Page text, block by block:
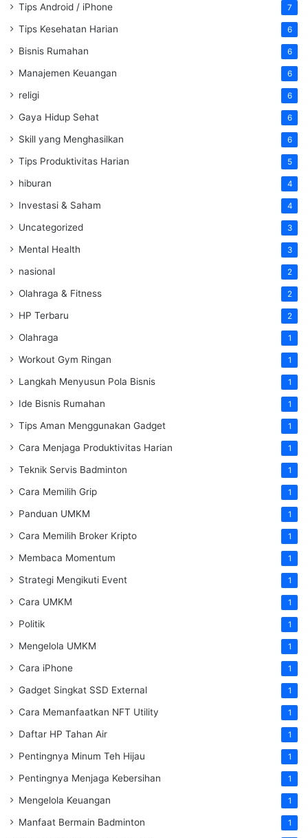
Tips Android / iPhone 7
Tips Kesehatan Harian 6
Bisnis Rumahan 6
Manajemen Keuangan 6
religi 6
Gaya Hidup Sehat 6
Skill yang Menghasilkan 6
Tips Produktivitas Harian 5
hiburan 4
Investasi & Saham 4
Uncategorized 3
Mental Health 3
nasional 2
Olahraga & Fitness 2
HP Terbaru 2
Olahraga 1
Workout Gym Ringan 1
Langkah Menyusun Pola Bisnis 1
Ide Bisnis Rumahan 1
Tips Aman Menggunakan Gadget 1
Cara Menjaga Produktivitas Harian 1
Teknik Servis Badminton 1
Cara Memilih Grip 1
Panduan UMKM 1
Cara Memilih Broker Kripto 1
Membaca Momentum 1
Strategi Mengikuti Event 1
Cara UMKM 1
Politik 1
Mengelola UMKM 1
Cara iPhone 1
Gadget Singkat SSD External 1
Cara Memanfaatkan NFT Utility 1
Daftar HP Tahan Air 1
Pentingnya Minum Teh Hijau 1
Pentingnya Menjaga Kebersihan 1
Mengelola Keuangan 1
Manfaat Bermain Badminton 1